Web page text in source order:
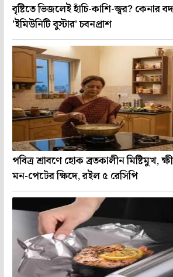
বৃষ্টিতে ভিজলেই হাঁচি-কাশি-জ্বর? কেনার
'ইমিউনিটি বুস্টার' চবনপ্রাশ
পবিত্র শ্রাবণে হোক ব্রতকালীন মিষ্টিমুখ,
মন-পেটের ক্ষিদে, রইল ৫ রেসিপি